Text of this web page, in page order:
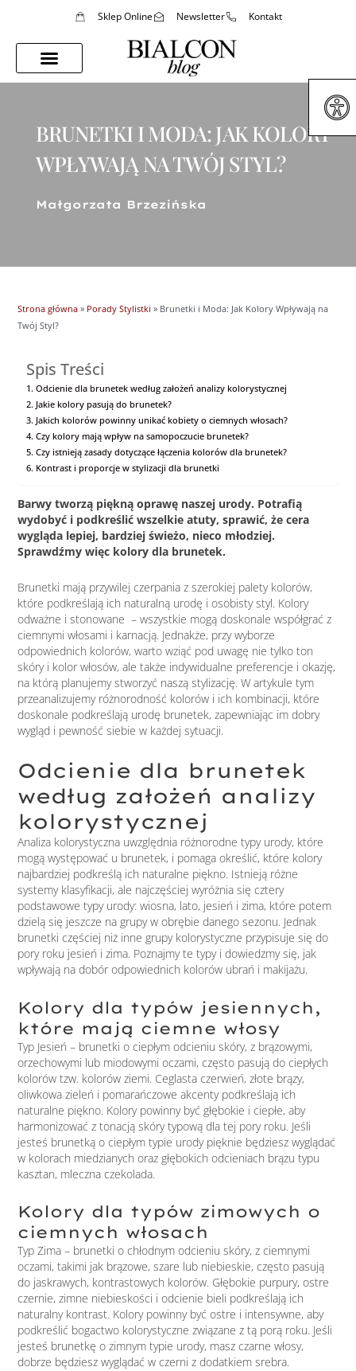
Sklep Online Newsletter Kontakt
BRUNETKI I MODA: JAK KOLORY
WPŁYWAJĄ NA TWÓJ STYL?
Małgorzata Brzezińska
Strona główna » Porady Stylistki » Brunetki i Moda: Jak Kolory Wpływają na
Twój Styl?
Spis Treści
Odcienie dla brunetek według założeń analizy kolorystycznej
Jakie kolory pasują do brunetek?
Jakich kolorów powinny unikać kobiety o ciemnych włosach?
Czy kolory mają wpływ na samopoczucie brunetek?
Czy istnieją zasady dotyczące łączenia kolorów dla brunetek?
Kontrast i proporcje w stylizacji dla brunetki
Barwy tworzą piękną oprawę naszej urody. Potrafią
wydobyć i podkreślić wszelkie atuty, sprawić, że cera
wygląda lepiej, bardziej świeżo, nieco młodziej.
Sprawdźmy więc kolory dla brunetek.
Brunetki mają przywilej czerpania z szerokiej palety kolorów,
które podkreślają ich naturalną urodę i osobisty styl. Kolory
odważne i stonowane – wszystkie mogą doskonale współgrać z
ciemnymi włosami i karnacją. Jednakże, przy wyborze
odpowiednich kolorów, warto wziąć pod uwagę nie tylko ton
skóry i kolor włosów, ale także indywidualne preferencje i okazję,
na którą planujemy stworzyć naszą stylizację. W artykule tym
przeanalizujemy różnorodność kolorów i ich kombinacji, które
doskonale podkreślają urodę brunetek, zapewniając im dobry
wygląd i pewność siebie w każdej sytuacji.
Odcienie dla brunetek
według założeń analizy
kolorystycznej
Analiza kolorystyczna uwzględnia różnorodne typy urody, które
mogą występować u brunetek, i pomaga określić, które kolory
najbardziej podkreślą ich naturalne piękno. Istnieją różne
systemy klasyfikacji, ale najczęściej wyróżnia się cztery
podstawowe typy urody: wiosna, lato, jesień i zima, które potem
dzielą się jeszcze na grupy w obrębie danego sezonu. Jednak
brunetki częściej niż inne grupy kolorystyczne przypisuje się do
pory roku jesień i zima. Poznajmy te typy i dowiedzmy się, jak
wpływają na dobór odpowiednich kolorów ubrań i makijażu.
Kolory dla typów jesiennych,
które mają ciemne włosy
Typ Jesień – brunetki o ciepłym odcieniu skóry, z brązowymi,
orzechowymi lub miodowymi oczami, często pasują do ciepłych
kolorów tzw. kolorów ziemi. Ceglasta czerwień, złote brązy,
oliwkowa zieleń i pomarańczowe akcenty podkreślają ich
naturalne piękno. Kolory powinny być głębokie i ciepłe, aby
harmonizować z tonacją skóry typową dla tej pory roku. Jeśli
jesteś brunetką o ciepłym typie urody pięknie będziesz wyglądać
w kolorach miedzianych oraz głębokich odcieniach brązu typu
kasztan, mleczna czekolada.
Kolory dla typów zimowych o
ciemnych włosach
Typ Zima – brunetki o chłodnym odcieniu skóry, z ciemnymi
oczami, takimi jak brązowe, szare lub niebieskie, często pasują
do jaskrawych, kontrastowych kolorów. Głębokie purpury, ostre
czernie, zimne niebieskości i odcienie bieli podkreślają ich
naturalny kontrast. Kolory powinny być ostre i intensywne, aby
podkreślić bogactwo kolorystyczne związane z tą porą roku. Jeśli
jesteś brunetkę o zimnym typie urody, masz czarne włosy,
dobrze będziesz wyglądać w czerni z dodatkiem srebra.